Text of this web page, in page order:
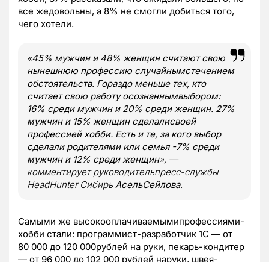
все жедовольны, а 8% не смогли добиться того,
чего хотели.
«45% мужчин и 48% женщин считают свою
нынешнюю профессию случайнымстечением
обстоятельств. Гораздо меньше тех, кто
считает свою работу осознаннымвыбором:
16% среди мужчин и 20% среди женщин. 27%
мужчин и 15% женщин сделалисвоей
профессией хобби. Есть и те, за кого выбор
сделали родителями или семья -7% среди
мужчин и 12% среди женщин», —
комментирует руководительпресс-службы
HeadHunter Сибирь АсельСейлова.
Самыми же высокооплачиваемымипрофессиями-
хобби стали: программист-разработчик 1С — от
80 000 до 120 000рублей на руки, пекарь-кондитер
— от 96 000 до 102 000 рублей наруки, швея-